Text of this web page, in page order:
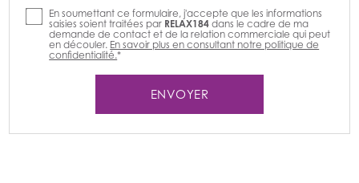
En soumettant ce formulaire, j'accepte que les informations
saisies soient traitées par RELAX184 dans le cadre de ma
demande de contact et de la relation commerciale qui peut
en découler. En savoir plus en consultant notre politique de
confidentialité.*